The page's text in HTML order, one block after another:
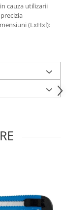
cauza utilizarii
(LxHxl):